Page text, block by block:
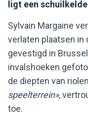
ligt een
Sylvain Margaine
verlaten plaatsen in
gevestigd in
invalshoeken
de diepten van
speelterrein»,
toe.